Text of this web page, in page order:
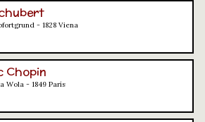
- 1828 Viena
Chopin
Wola - 1849 París